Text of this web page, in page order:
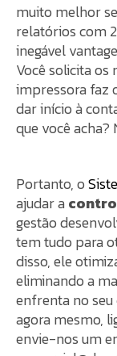
muito melhor
relatórios com
inegável
Você solicita os
impressora faz
dar início à
que você acha?
Portanto, o
ajudar a
gestão
tem tudo para
disso, ele
eliminando a
enfrenta no
agora mesmo,
envie-nos um